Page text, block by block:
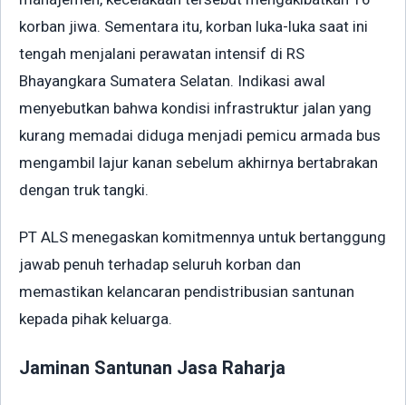
korban jiwa. Sementara itu, korban luka-luka saat ini
tengah menjalani perawatan intensif di RS
Bhayangkara Sumatera Selatan. Indikasi awal
menyebutkan bahwa kondisi infrastruktur jalan yang
kurang memadai diduga menjadi pemicu armada bus
mengambil lajur kanan sebelum akhirnya bertabrakan
dengan truk tangki.
PT ALS menegaskan komitmennya untuk bertanggung
jawab penuh terhadap seluruh korban dan
memastikan kelancaran pendistribusian santunan
kepada pihak keluarga.
Jaminan Santunan Jasa Raharja